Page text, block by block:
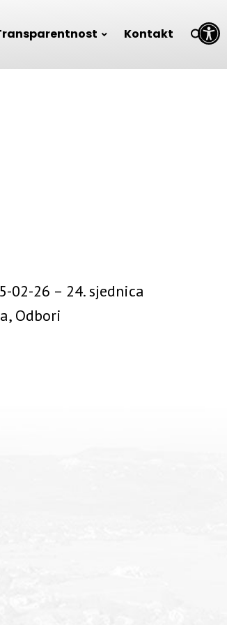
Open toolbar
Kontakt
02-26 – 24. sjednica
Odbori